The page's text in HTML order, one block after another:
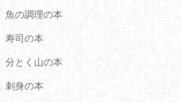
魚の調理の本
寿司の本
分とく山の本
刺身の本